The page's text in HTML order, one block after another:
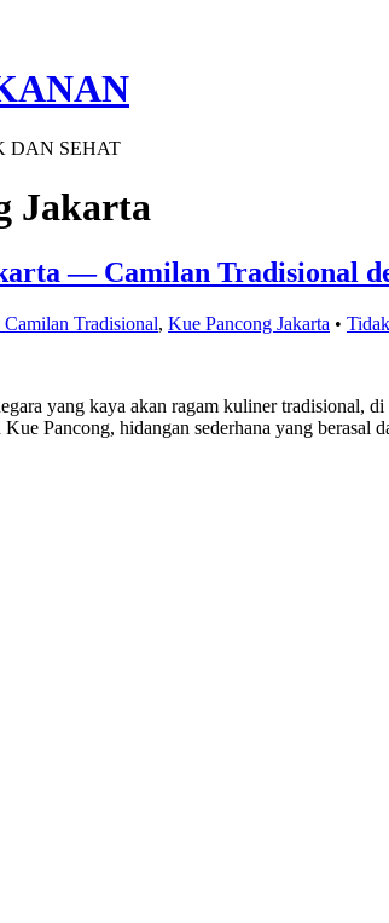
DAN SEHAT
Jakarta
— Camilan Tradisional
Tradisional, Kue Pancong Jakarta •
yang kaya akan ragam kuliner tradisional,
Pancong, hidangan sederhana yang